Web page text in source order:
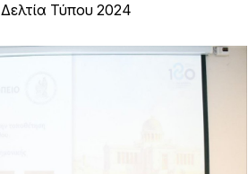
Δελτία Τύπου 2024